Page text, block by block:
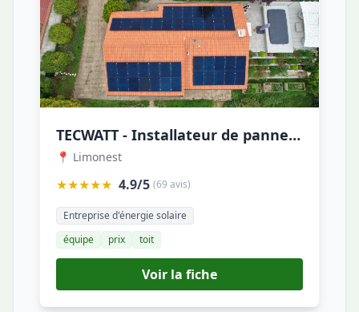
TECWATT - Installateur de panneaux photovoltaïques en Rhône-Alpes
📍 Limonest
★★★★★ 4.9/5 (69 avis)
Entreprise d'énergie solaire
équipe
prix toit
Voir la fiche